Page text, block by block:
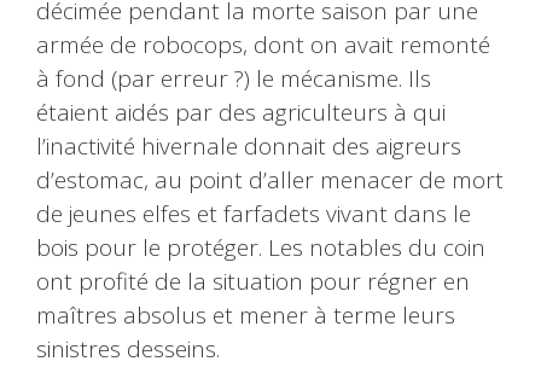
décimée pendant la morte saison par une
armée de robocops, dont on avait remonté
à fond (par erreur ?) le mécanisme. Ils
étaient aidés par des agriculteurs à qui
l’inactivité hivernale donnait des aigreurs
d’estomac, au point d’aller menacer de mort
de jeunes elfes et farfadets vivant dans le
bois pour le protéger. Les notables du coin
ont profité de la situation pour régner en
maîtres absolus et mener à terme leurs
sinistres desseins.